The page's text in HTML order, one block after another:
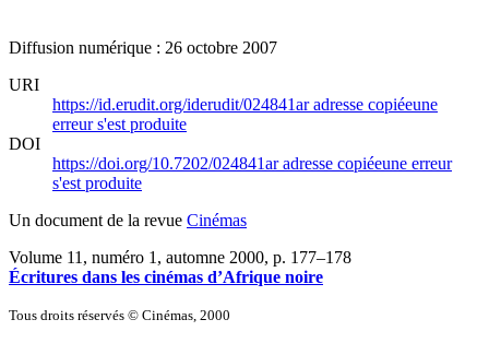
Diffusion numérique : 26 octobre 2007
URI
https://id.erudit.org/iderudit/024841aradresse copiéeune
erreur s'est produite
DOI
https://doi.org/10.7202/024841aradresse copiéeune erreur
s'est produite
Un document de la revue Cinémas
Volume 11, numéro 1, automne 2000, p. 177–178
Écritures dans les cinémas d’Afrique noire
Tous droits réservés © Cinémas, 2000